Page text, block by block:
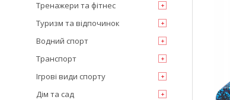
Тренажери та фітнес
Туризм та відпочинок
Водний спорт
Транспорт
Ігрові види спорту
Дім та сад